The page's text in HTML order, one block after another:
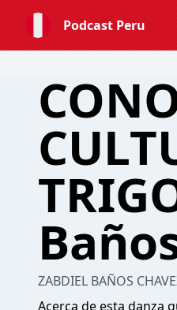
Podcast Peru
ZABDIEL BAÑOS
Acerca de esta danza